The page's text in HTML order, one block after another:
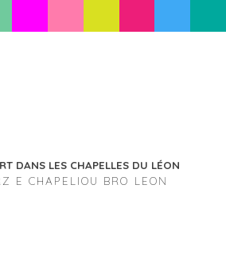
DANS LES CHAPELLES DU LÉON
E CHAPELIOU BRO LEON